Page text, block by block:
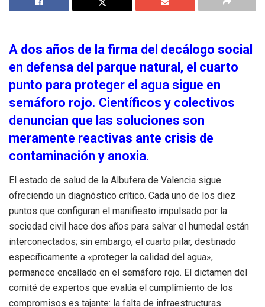
A dos años de la firma del decálogo social
en defensa del parque natural, el cuarto
punto para proteger el agua sigue en
semáforo rojo. Científicos y colectivos
denuncian que las soluciones son
meramente reactivas ante crisis de
contaminación y anoxia.
El estado de salud de la Albufera de Valencia sigue
ofreciendo un diagnóstico crítico. Cada uno de los diez
puntos que configuran el manifiesto impulsado por la
sociedad civil hace dos años para salvar el humedal están
interconectados; sin embargo, el cuarto pilar, destinado
específicamente a «proteger la calidad del agua»,
permanece encallado en el semáforo rojo. El dictamen del
comité de expertos que evalúa el cumplimiento de los
compromisos es tajante: la falta de infraestructuras